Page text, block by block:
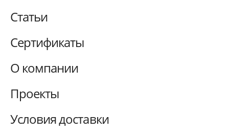
Статьи
Сертификаты
О компании
Проекты
Условия доставки